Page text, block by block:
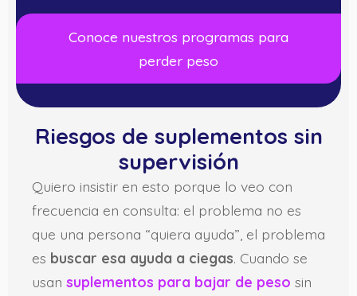
Conoce nuestros programas para
perder peso
Riesgos de suplementos sin
supervisión
Quiero insistir en esto porque lo veo con
frecuencia en consulta: el problema no es
que una persona “quiera ayuda”, el problema
es buscar esa ayuda a ciegas. Cuando se
usan suplementos para bajar de peso sin